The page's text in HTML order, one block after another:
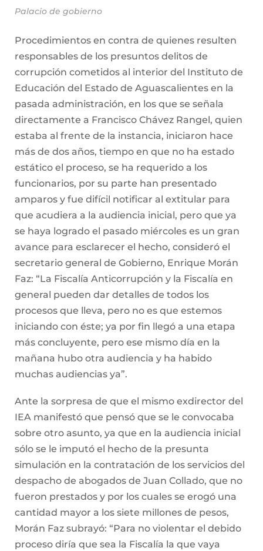
Palacio de gobierno
Procedimientos en contra de quienes resulten
responsables de los presuntos delitos de
corrupción cometidos al interior del Instituto de
Educación del Estado de Aguascalientes en la
pasada administración, en los que se señala
directamente a Francisco Chávez Rangel, quien
estaba al frente de la instancia, iniciaron hace
más de dos años, tiempo en que no ha estado
estático el proceso, se ha requerido a los
funcionarios, por su parte han presentado
amparos y fue difícil notificar al extitular para
que acudiera a la audiencia inicial, pero que ya
se haya logrado el pasado miércoles es un gran
avance para esclarecer el hecho, consideró el
secretario general de Gobierno, Enrique Morán
Faz: “La Fiscalía Anticorrupción y la Fiscalía en
general pueden dar detalles de todos los
procesos que lleva, pero no es que estemos
iniciando con éste; ya por fin llegó a una etapa
más concluyente, pero ese mismo día en la
mañana hubo otra audiencia y ha habido
muchas audiencias ya”.
Ante la sorpresa de que el mismo exdirector del
IEA manifestó que pensó que se le convocaba
sobre otro asunto, ya que en la audiencia inicial
sólo se le imputó el hecho de la presunta
simulación en la contratación de los servicios del
despacho de abogados de Juan Collado, que no
fueron prestados y por los cuales se erogó una
cantidad mayor a los siete millones de pesos,
Morán Faz subrayó: “Para no violentar el debido
proceso diría que sea la Fiscalía la que vaya